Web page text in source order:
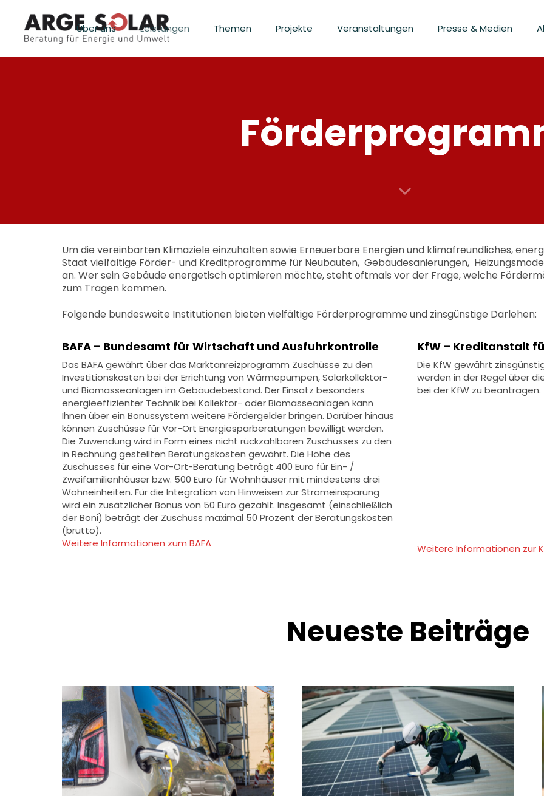
primary
navigation
Skip
Über uns Leistungen Themen Projekte Veranstaltungen Presse & Medien
Um die vereinbarten Klimaziele einzuhalten sowie Erneuerbare Energien und klimafreundliches,
Staat vielfältige Förder- und Kreditprogramme für Neubauten, Gebäudesanierungen,
an. Wer sein Gebäude energetisch optimieren möchte, steht oftmals vor der Frage, welche
zum Tragen kommen.
Folgende bundesweite Institutionen bieten vielfältige Förderprogramme und zinsgünstige Darlehen:
BAFA – Bundesamt für Wirtschaft und Ausfuhrkontrolle
Das BAFA gewährt über das Marktanreizprogramm Zuschüsse zu den
Investitionskosten bei der Errichtung von Wärmepumpen, Solarkollektor-
und Biomasseanlagen im Gebäudebestand. Der Einsatz besonders
energieeffizienter Technik bei Kollektor- oder Biomasseanlagen kann
Ihnen über ein Bonussystem weitere Fördergelder bringen. Darüber hinaus
können Zuschüsse für Vor-Ort Energiesparberatungen bewilligt werden.
Die Zuwendung wird in Form eines nicht rückzahlbaren Zuschusses zu den
in Rechnung gestellten Beratungskosten gewährt. Die Höhe des
Zuschusses für eine Vor-Ort-Beratung beträgt 400 Euro für Ein- /
Zweifamilienhäuser bzw. 500 Euro für Wohnhäuser mit mindestens drei
Wohneinheiten. Für die Integration von Hinweisen zur Stromeinsparung
wird ein zusätzlicher Bonus von 50 Euro gezahlt. Insgesamt (einschließlich
der Boni) beträgt der Zuschuss maximal 50 Prozent der Beratungskosten
(brutto).
Weitere Informationen zum BAFA
KfW – Kreditanstalt
Die KfW gewährt
werden in der Regel über
bei der KfW zu beantragen.
Weitere Informationen zur
Neueste Beiträge